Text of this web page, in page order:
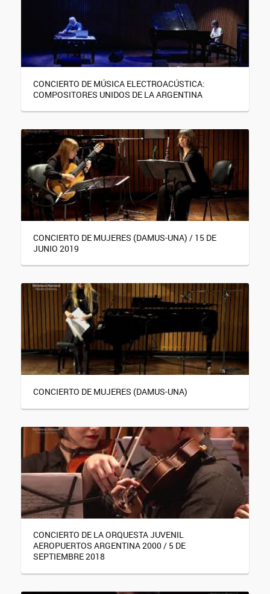
CONCIERTO DE MÚSICA ELECTROACÚSTICA:
COMPOSITORES UNIDOS DE LA ARGENTINA
CONCIERTO DE MUJERES (DAMUS-UNA) / 15 DE
JUNIO 2019
CONCIERTO DE MUJERES (DAMUS-UNA)
CONCIERTO DE LA ORQUESTA JUVENIL
AEROPUERTOS ARGENTINA 2000 / 5 DE
SEPTIEMBRE 2018